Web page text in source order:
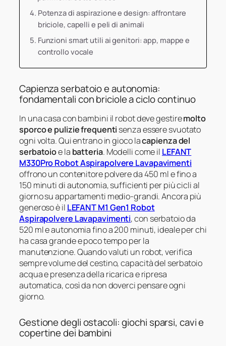
Potenza di aspirazione e design: affrontare
briciole, capelli e peli di animali
Funzioni smart utili ai genitori: app, mappe e
controllo vocale
Capienza serbatoio e autonomia:
fondamentali con briciole a ciclo continuo
In una casa con bambini il robot deve gestiremolto
sporco e pulizie frequenti senza essere svuotato
ogni volta. Qui entrano in gioco lacapienza del
serbatoioe la batteria. Modelli come il LEFANT
M330Pro Robot Aspirapolvere Lavapavimenti
offrono un contenitore polvere da 450 ml e fino a
150 minuti di autonomia, sufficienti per più cicli al
giorno su appartamenti medio-grandi. Ancora più
generoso è il LEFANT M1 Gen1 Robot
Aspirapolvere Lavapavimenti, con serbatoio da
520 ml e autonomia fino a 200 minuti, ideale per chi
ha casa grande e poco tempo per la
manutenzione. Quando valuti un robot, verifica
sempre volume del cestino, capacità del serbatoio
acqua e presenza della ricarica e ripresa
automatica, così da non doverci pensare ogni
giorno.
Gestione degli ostacoli: giochi sparsi, cavi e
copertine dei bambini